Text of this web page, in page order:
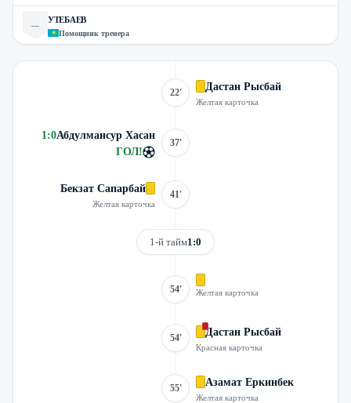
—
УТЕБАЕВ
Помощник тренера
22' Дастан Рысбай
Желтая карточка
1:0Абдулмансур Хасан
ГОЛ!
37'
Бекзат Сапарбай
Желтая карточка
41'
1-й тайм1:0
54' Желтая карточка
54' Дастан Рысбай
Красная карточка
55' Азамат Еркинбек
Желтая карточка